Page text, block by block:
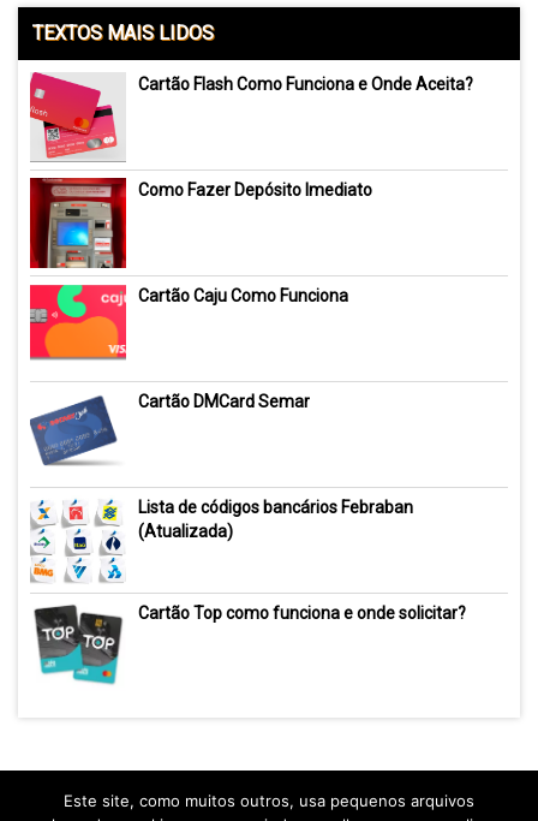
TEXTOS MAIS LIDOS
Cartão Flash Como Funciona e Onde Aceita?
Como Fazer Depósito Imediato
Cartão Caju Como Funciona
Cartão DMCard Semar
Lista de códigos bancários Febraban
(Atualizada)
Cartão Top como funciona e onde solicitar?
Sobre Mapa do site Política de privacidade Contato
Este site, como muitos outros, usa pequenos arquivos